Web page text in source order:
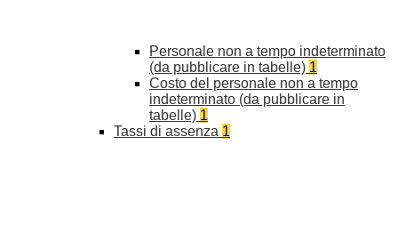
Personale non a tempo indeterminato
(da pubblicare in tabelle) 1
Costo del personale non a tempo
indeterminato (da pubblicare in
tabelle) 1
Tassi di assenza 1